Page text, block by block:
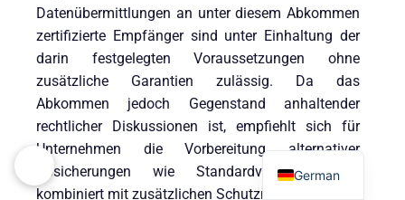
Datenübermittlungen an unter diesem Abkommen
zertifizierte Empfänger sind unter Einhaltung der
darin festgelegten Voraussetzungen ohne
zusätzliche Garantien zulässig. Da das
Abkommen jedoch Gegenstand anhaltender
rechtlicher Diskussionen ist, empfiehlt sich für
Unternehmen die Vorbereitung alternativer
Absicherungen wie Standardvertragsklauseln
kombiniert mit zusätzlichen Schutzmaßnahmen.
German
Italian